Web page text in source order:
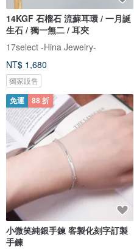
14KGF 石榴石 流蘇耳環 / 一月誕
生石 / 獨一無二 / 耳夾
17select -Hina Jewelry-
NT$ 1,680
獨家販售
免運 88 折
小微笑純銀手鍊 客製化刻字訂製
手鍊